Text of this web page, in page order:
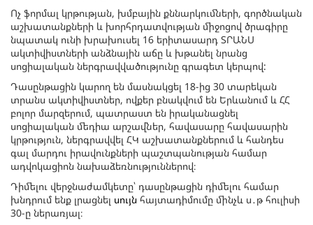
Ոչ ֆորմալ կրթության, խմբային քննարկումների, գործնական
աշխատանքների և խորհրդատվության միջոցով ծրագիրը
նպատակ ունի խրախուսել 16 երիտասարդ ՏՐԱՆՍ
ակտիվիստների անձնային աճը և խթանել նրանց
սոցիալական ներգրավվածությունը գրագետ կերպով:
Դասընթացին կարող են մասնակցել 18-ից 30 տարեկան
տրանս ակտիվիստներ, ովքեր բնակվում են Երևանում և ՀՀ
բոլոր մարզերում, պատրաստ են իրականացնել
սոցիալական մեդիա արշավներ, հավասարը հավասարին
կրթություն, ներգրավվել ՀԿ աշխատանքներում և հանդես
գալ մարդու իրավունքների պաշտպանության համար
ադվոկացիոն նախաձեռնություններով։
Դիմելու վերջնաժամկետը՝ դասընթացին դիմելու համար
խնդրում ենք լրացնել սույն հայտադիմումը մինչև ս․թ հուլիսի
30-ը ներառյալ։